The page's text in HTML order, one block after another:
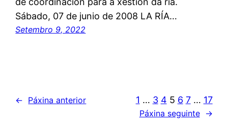
Sábado, 07 de junio de 2008 LA RÍA…
Setembro 9, 2022
← Páxina anterior 1 … 3 4 5 6 7 … 17
Páxina seguinte →